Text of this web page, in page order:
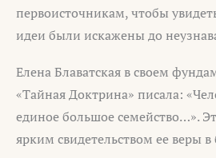
первоисточникам, чтобы
идеи были искажены до
Елена Блаватская в своем
«Тайная Доктрина» писала:
единое большое семейство…».
ярким свидетельством ее веры в